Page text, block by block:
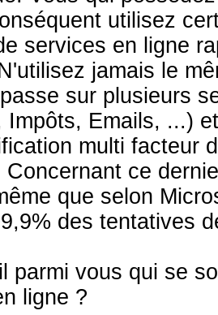
utilisez
services en ligne
jamais le
sur plusieurs
Impôts, Emails, ...)
multi facteur
Concernant ce
que selon
des tentatives
parmi vous qui se
ligne ?